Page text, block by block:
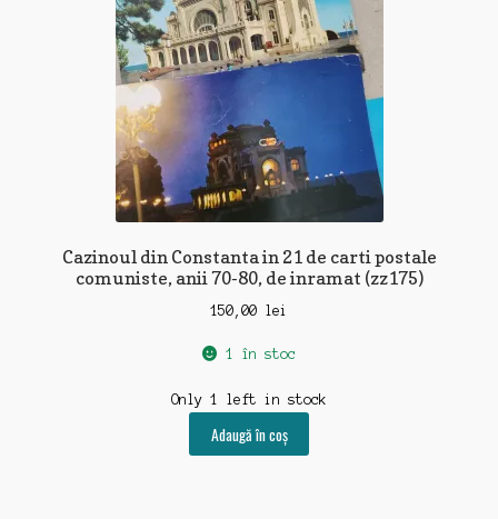
Cazinoul din Constanta in 21 de carti postale
comuniste, anii 70-80, de inramat (zz175)
150,00 lei
1 în stoc
Only 1 left in stock
Adaugă în coș